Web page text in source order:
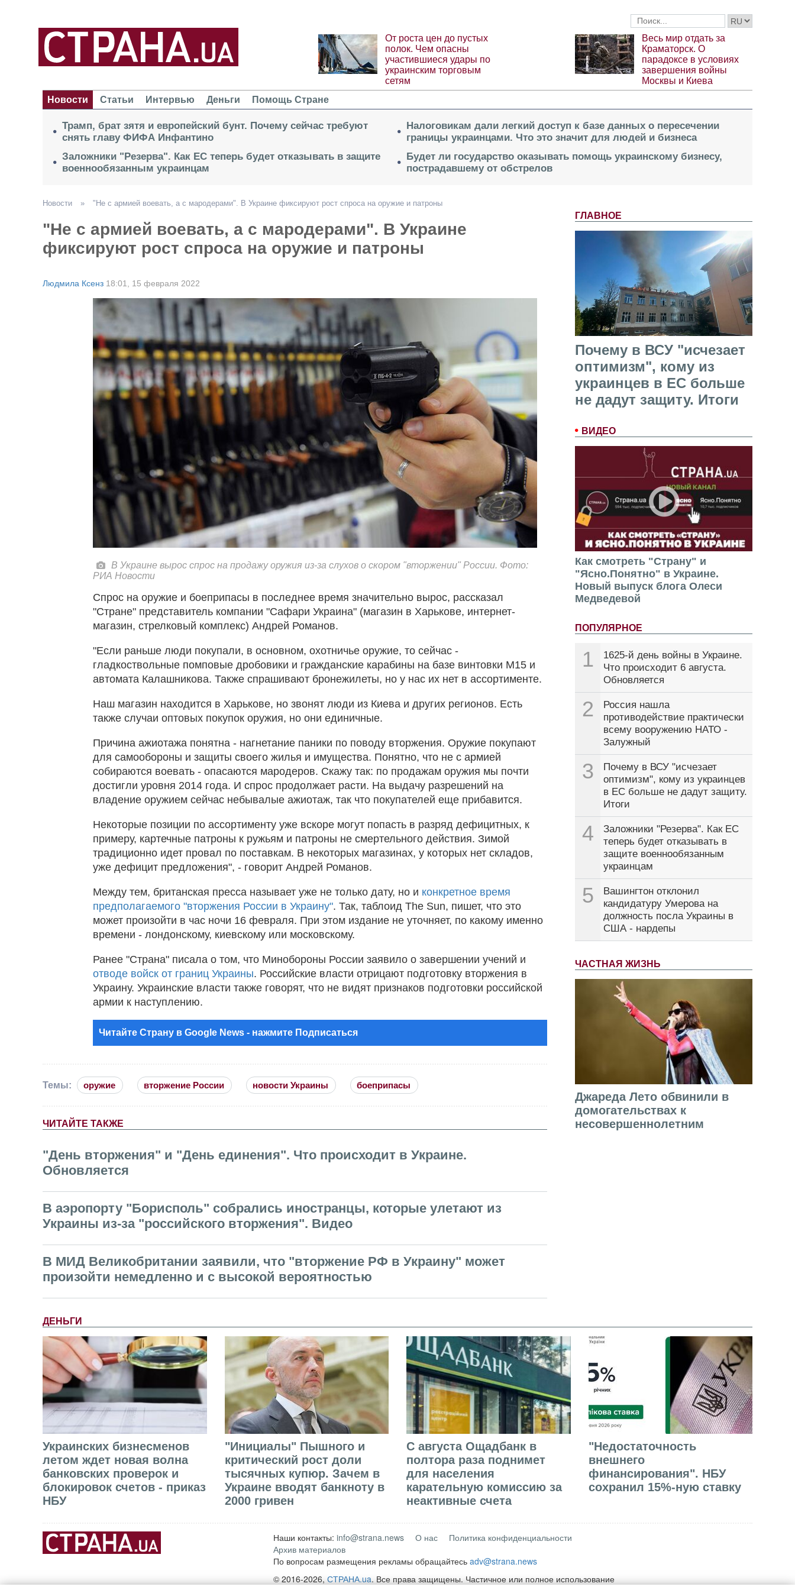
От роста цен до пустых
полок. Чем опасны
участившиеся удары по
украинским торговым
сетям
Весь мир отдать за
Краматорск. О
парадоксе в условиях
завершения войны
Москвы и Киева
Новости
Статьи Интервью Деньги Помощь Стране
Трамп, брат зятя и европейский бунт. Почему сейчас требуют
снять главу ФИФА Инфантино
Заложники "Резерва". Как ЕС теперь будет отказывать в защите
военнообязанным украинцам
Налоговикам дали легкий доступ к базе данных о пересечении
границы украинцами. Что это значит для людей и бизнеса
Будет ли государство оказывать помощь украинскому бизнесу,
пострадавшему от обстрелов
ГЛАВНОЕ
Почему в ВСУ "исчезает
оптимизм", кому из
украинцев в ЕС больше
не дадут защиту. Итоги
ВИДЕО
Как смотреть "Страну" и
"Ясно.Понятно" в Украине.
Новый выпуск блога Олеси
Медведевой
ПОПУЛЯРНОЕ
1
1625-й день войны в Украине.
Что происходит 6 августа.
Обновляется
2
Россия нашла
противодействие практически
всему вооружению НАТО -
Залужный
3
Почему в ВСУ "исчезает
оптимизм", кому из украинцев
в ЕС больше не дадут защиту.
Итоги
4
Заложники "Резерва". Как ЕС
теперь будет отказывать в
защите военнообязанным
украинцам
5
Вашингтон отклонил
кандидатуру Умерова на
должность посла Украины в
США - нардепы
ЧАСТНАЯ ЖИЗНЬ
Джареда Лето обвинили в
домогательствах к
несовершеннолетним
Новости » "Не с армией воевать, а с мародерами". В Украине фиксируют рост спроса на оружие и патроны
"Не с армией воевать, а с мародерами". В Украине
фиксируют рост спроса на оружие и патроны
Людмила Ксенз 18:01, 15 февраля 2022
В Украине вырос спрос на продажу оружия из-за слухов о скором "вторжении" России. Фото:
РИА Новости
Спрос на оружие и боеприпасы в последнее время значительно вырос, рассказал
"Стране" представитель компании "Сафари Украина" (магазин в Харькове, интернет-
магазин, стрелковый комплекс) Андрей Романов.
"Если раньше люди покупали, в основном, охотничье оружие, то сейчас -
гладкоствольные помповые дробовики и гражданские карабины на базе винтовки М15 и
автомата Калашникова. Также спрашивают бронежилеты, но у нас их нет в ассортименте.
Наш магазин находится в Харькове, но звонят люди из Киева и других регионов. Есть
также случаи оптовых покупок оружия, но они единичные.
Причина ажиотажа понятна - нагнетание паники по поводу вторжения. Оружие покупают
для самообороны и защиты своего жилья и имущества. Понятно, что не с армией
собираются воевать - опасаются мародеров. Скажу так: по продажам оружия мы почти
достигли уровня 2014 года. И спрос продолжает расти. На выдачу разрешений на
владение оружием сейчас небывалые ажиотаж, так что покупателей еще прибавится.
Некоторые позиции по ассортименту уже вскоре могут попасть в разряд дефицитных, к
примеру, картечные патроны к ружьям и патроны не смертельного действия. Зимой
традиционно идет провал по поставкам. В некоторых магазинах, у которых нет складов,
уже дефицит предложения", - говорит Андрей Романов.
Между тем, британская пресса называет уже не только дату, но и конкретное время
предполагаемого "вторжения России в Украину". Так, таблоид The Sun, пишет, что это
может произойти в час ночи 16 февраля. При этом издание не уточняет, по какому именно
времени - лондонскому, киевскому или московскому.
Ранее "Страна" писала о том, что Минобороны России заявило о завершении учений и
отводе войск от границ Украины. Российские власти отрицают подготовку вторжения в
Украину. Украинские власти также говорят, что не видят признаков подготовки российской
армии к наступлению.
Читайте Страну в Google News - нажмите Подписаться
Темы: оружие вторжение России новости Украины боеприпасы
ЧИТАЙТЕ ТАКЖЕ
"День вторжения" и "День единения". Что происходит в Украине.
Обновляется
В аэропорту "Борисполь" собрались иностранцы, которые улетают из
Украины из-за "российского вторжения". Видео
В МИД Великобритании заявили, что "вторжение РФ в Украину" может
произойти немедленно и с высокой вероятностью
ДЕНЬГИ
Украинских бизнесменов
летом ждет новая волна
банковских проверок и
блокировок счетов - приказ
НБУ
"Инициалы" Пышного и
критический рост доли
тысячных купюр. Зачем в
Украине вводят банкноту в
2000 гривен
С августа Ощадбанк в
полтора раза поднимет
для населения
карательную комиссию за
неактивные счета
"Недостаточность
внешнего
финансирования". НБУ
сохранил 15%-ную ставку
Наши контакты: info@strana.news О нас
Политика конфиденциальности
Архив материалов
По вопросам размещения рекламы обращайтесь adv@strana.news
© 2016-2026, СТРАНА.ua. Все права защищены. Частичное или полное использование